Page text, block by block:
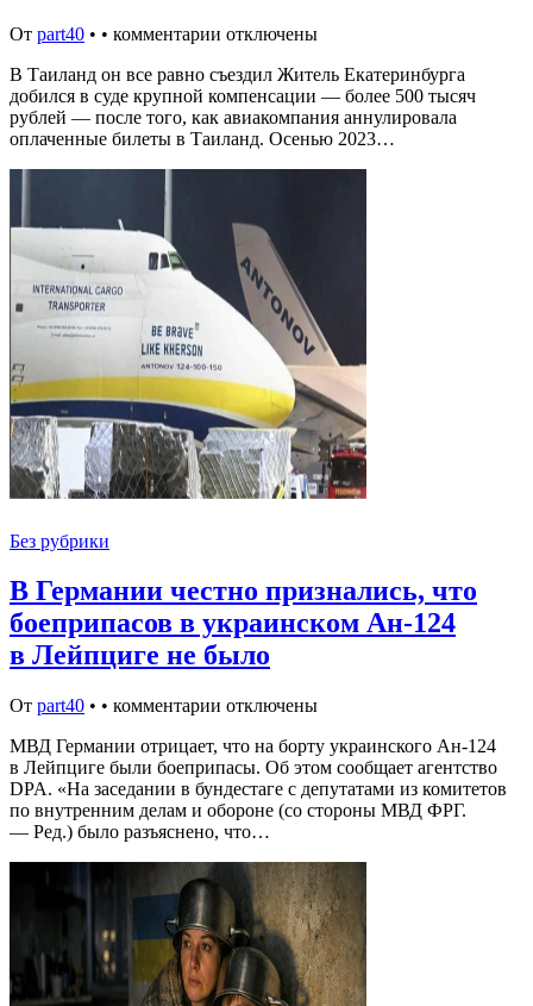
От part40 • • комментарии отключены
В Таиланд он все равно съездил Житель Екатеринбурга
добился в суде крупной компенсации — более 500 тысяч
рублей — после того, как авиакомпания аннулировала
оплаченные билеты в Таиланд. Осенью 2023…
Без рубрики
В Германии честно признались, что
боеприпасов в украинском Ан-124
в Лейпциге не было
От part40 • • комментарии отключены
МВД Германии отрицает, что на борту украинского Ан-124
в Лейпциге были боеприпасы. Об этом сообщает агентство
DPA. «На заседании в бундестаге с депутатами из комитетов
по внутренним делам и обороне (со стороны МВД ФРГ.
— Ред.) было разъяснено, что…